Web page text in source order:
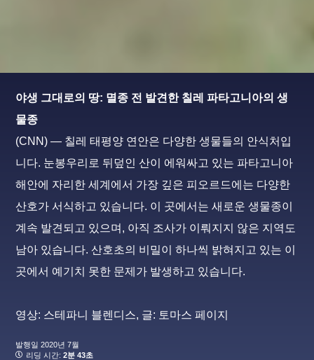
야생 그대로의 땅: 멸종 전 발견한 칠레 파타고니아의 생
물종
(CNN) — 칠레 태평양 연안은 다양한 생물들의 안식처입
니다. 눈봉우리로 뒤덮인 산이 에워싸고 있는 파타고니아
해안에 자리한 세계에서 가장 깊은 피오르드에는 다양한
산호가 서식하고 있습니다. 이 곳에서는 새로운 생물종이
계속 발견되고 있으며, 아직 조사가 이뤄지지 않은 지역도
남아 있습니다. 산호초의 비밀이 하나씩 밝혀지고 있는 이
곳에서 예기치 못한 문제가 발생하고 있습니다.
영상: 스테파니 블렌디스, 글: 토마스 페이지
발행일 2020년 7월
리딩 시간: 2분 43초